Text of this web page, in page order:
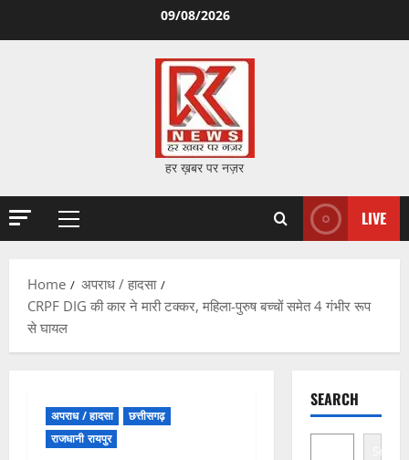
09/08/2026
हर ख़बर पर नज़र
Primary
LIVE
Home
अपराध / हादसा
CRPF DIG की कार ने मारी टक्कर, महिला-पुरुष बच्चों समेत 4 गंभीर रूप
से घायल
अपराध / हादसा
छत्तीसगढ़
राजधानी रायपुर
SEARCH
Search